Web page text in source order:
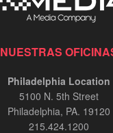
NUESTRAS
Philadelphia Location
5100 N. 5th Street
Philadelphia, PA. 19120
215.424.1200